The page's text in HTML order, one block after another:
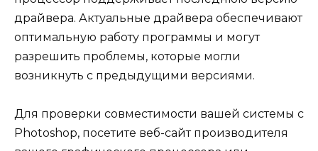
драйвера. Актуальные драйвера обеспечивают
оптимальную работу программы и могут
разрешить проблемы, которые могли
возникнуть с предыдущими версиями.
Для проверки совместимости вашей системы с
Photoshop, посетите веб-сайт производителя